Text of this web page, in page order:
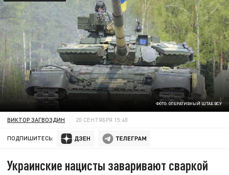
ФОТО: ОПЕРАТИВНЫЙ ШТАБ ВСУ
ВИКТОР ЗАГВОЗДИН 20 СЕНТЯБРЯ 15:40
ПОДПИШИТЕСЬ:
Украинские нацисты заваривают сваркой